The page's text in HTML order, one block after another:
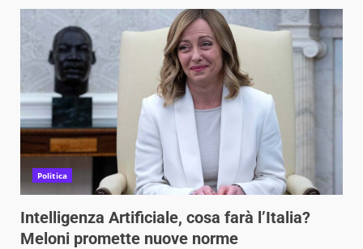
Politica
Intelligenza Artificiale, cosa farà l’Italia?
Meloni promette nuove norme